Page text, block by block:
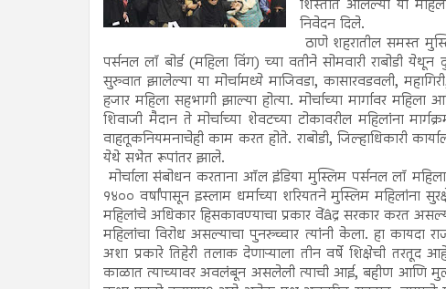
शिस्तीत आलेल्या या
निवेदन दिले.
ठाणे शहरातील समस्त
पर्सनल लॉ बोर्ड (महिला विंग) च्या वतीने सोमवारी राबोडी
सुरुवात झालेल्या या मोर्चामध्ये माजिवडा, कासारवडवली,
हजार महिला सहभागी झाल्या होत्या. मोर्चाच्या मार्गावर
शिवाजी मैदान ते मोर्चाच्या शेवटच्या टोकावरील महिलांना
वाहतूकनियमनाचेही काम करत होते. राबोडी, जिल्हाधिकारी
येथे सभेत रूपांतर झाले.
मोर्चाला संबोधन करताना ऑल इंडिया मुस्लिम पर्सनल लॉ
१४०० वर्षांपासून इस्लाम धर्माच्या शरियतने मुस्लिम
महिलांचे अधिकार हिसकावण्याचा प्रकार वेंâद्र सरकार करत
महिलांचा विरोध असल्याचा पुनरुच्चार त्यांनी केला. हा कायदा
अशा प्रकारे तिहेरी तलाक देणाऱ्याला तीन वर्षे शिक्षेची तरतूद
काळात त्याच्यावर अवलंबून असलेली त्याची आई, बहीण आणि